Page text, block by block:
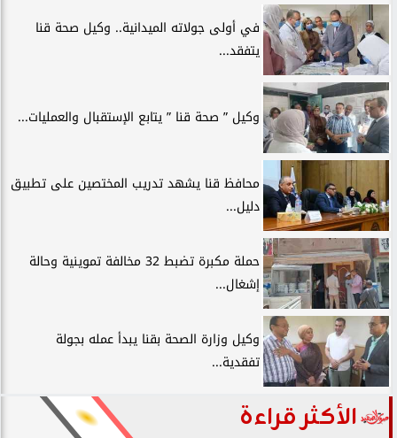
في أولى جولاته الميدانية.. وكيل صحة قنا
يتفقد...
وكيل ” صحة قنا ” يتابع الإستقبال والعمليات...
محافظ قنا يشهد تدريب المختصين على تطبيق
دليل...
حملة مكبرة تضبط 32 مخالفة تموينية وحالة
إشغال...
وكيل وزارة الصحة بقنا يبدأ عمله بجولة
تفقدية...
الأكثر قراءة